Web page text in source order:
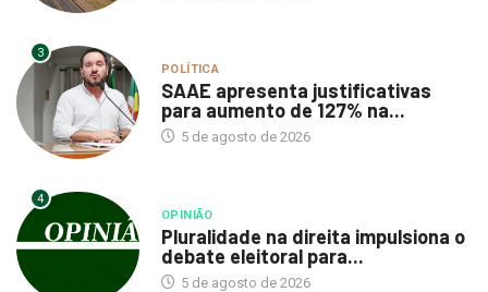
3
POLÍTICA
SAAE apresenta justificativas
para aumento de 127% na...
5 de agosto de 2026
4
OPINIÃO
Pluralidade na direita impulsiona o
debate eleitoral para...
5 de agosto de 2026